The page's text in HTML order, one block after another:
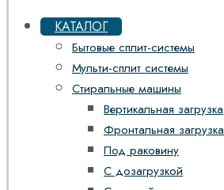
КАТАЛОГ
Бытовые сплит-системы
Мульти-сплит системы
Стиральные машины
Вертикальная загрузка
Фронтальная загрузка
Под раковину
С дозагрузкой